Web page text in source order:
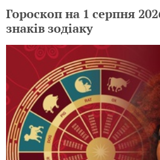
Гороскоп на 1 серпня
знаків зодіаку